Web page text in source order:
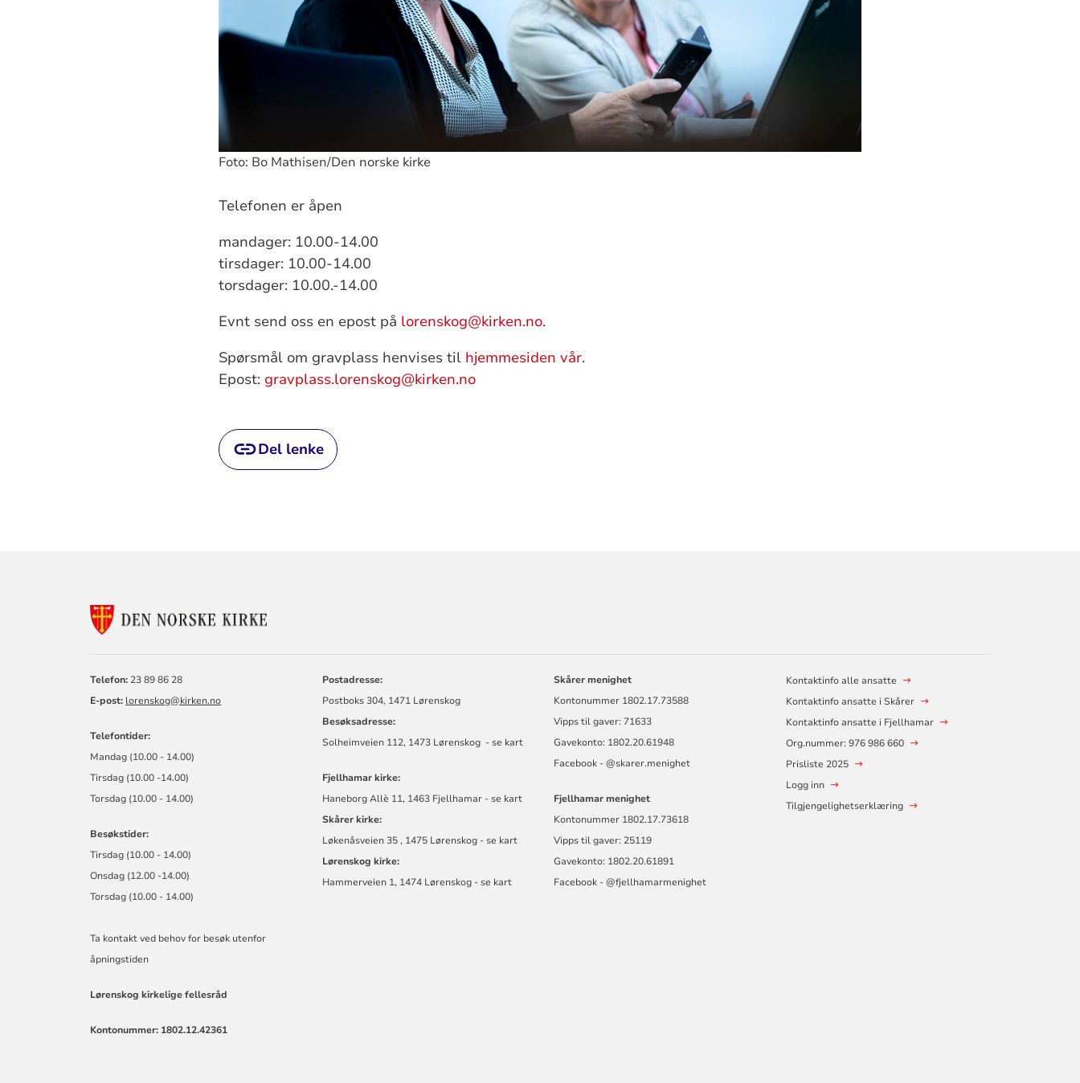
Foto: Bo Mathisen/Den norske kirke
Telefonen er åpen
mandager: 10.00-14.00
tirsdager: 10.00-14.00
torsdager: 10.00.-14.00
Evnt send oss en epost på lorenskog@kirken.no.
Spørsmål om gravplass henvises til hjemmesiden vår.
Epost: gravplass.lorenskog@kirken.no
Del lenke
KONTAKTINFORMASJON
FOR
FELLESRÅD
Telefon: 23 89 86 28
E-post: lorenskog@kirken.no
Telefontider:
Mandag (10.00 - 14.00)
Tirsdag (10.00 -14.00)
Torsdag (10.00 - 14.00)
Besøkstider:
Tirsdag (10.00 - 14.00)
Onsdag (12.00 -14.00)
Torsdag (10.00 - 14.00)
Ta kontakt ved behov for besøk utenfor
åpningstiden
Lørenskog kirkelige fellesråd
Kontonummer: 1802.12.42361
Postadresse:
Postboks 304, 1471 Lørenskog
Besøksadresse:
Solheimveien 112, 1473 Lørenskog - se kart
Fjellhamar kirke:
Haneborg Allè 11, 1463 Fjellhamar - se kart
Skårer kirke:
Løkenåsveien 35 , 1475 Lørenskog - se kart
Lørenskog kirke:
Hammerveien 1, 1474 Lørenskog - se kart
Skårer menighet
Kontonummer 1802.17.73588
Vipps til gaver: 71633
Gavekonto: 1802.20.61948
Facebook - @skarer.menighet
Fjellhamar menighet
Kontonummer 1802.17.73618
Vipps til gaver: 25119
Gavekonto: 1802.20.61891
Facebook -@fjellhamarmenighet
Kontaktinfo alle ansatte
Kontaktinfo ansatte i Skårer
Kontaktinfo ansatte i Fjellhamar
Org.nummer: 976 986 660
Prisliste 2025
Logg inn
Tilgjengelighetserklæring